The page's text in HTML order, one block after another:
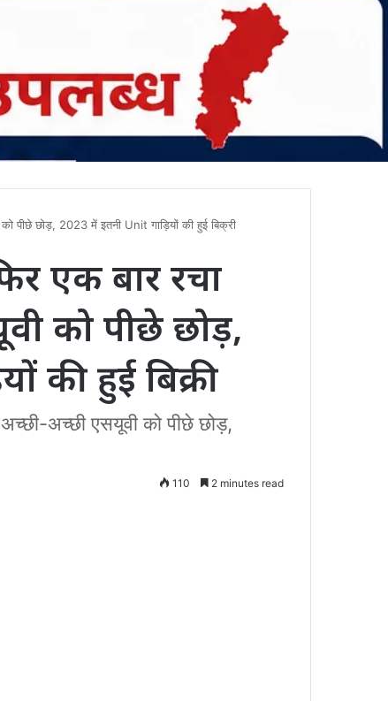
पीछे छोड़, 2023 में इतनी Unit गाड़ियों की हुई बिक्री
एक बार रचा
को पीछे छोड़,
की हुई बिक्री
अच्छी एसयूवी को पीछे छोड़,
110 2 minutes read